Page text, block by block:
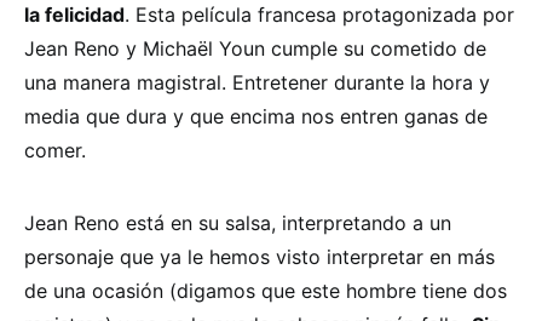
la felicidad. Esta película francesa protagonizada por
Jean Reno y Michaël Youn cumple su cometido de
una manera magistral. Entretener durante la hora y
media que dura y que encima nos entren ganas de
comer.
Jean Reno está en su salsa, interpretando a un
personaje que ya le hemos visto interpretar en más
de una ocasión (digamos que este hombre tiene dos